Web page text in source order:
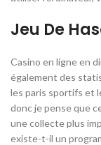
Jeu De
Casino en ligne en
également des
les paris sportifs et
donc je pense que
une collecte plus
existe-t-il un